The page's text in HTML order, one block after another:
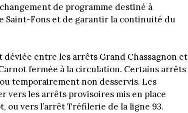
de programme destiné à
Fons et de garantir la continuité du
entre les arrêts Grand Chassagnon et
fermée à la circulation. Certains arrêts
temporairement non desservis. Les
vers les arrêts provisoires mis en place
ou vers l’arrêt Tréfilerie de la ligne 93.